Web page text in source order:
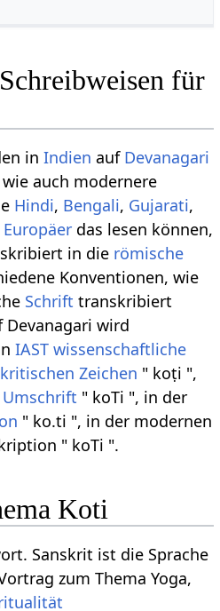
für
inIndien auf Devanagari
auch modernere
Hindi, Bengali, Gujarati,
Europäer das lesen können,
in die römische
Konventionen, wie
Schrift transkribiert
wird
IAST wissenschaftliche
Zeichen " koṭi ",
Umschrift " koTi ", in der
" ko.ti ", in der modernen
" koTi ".
Koti
Sanskrit ist die Sprache
zum Thema Yoga,